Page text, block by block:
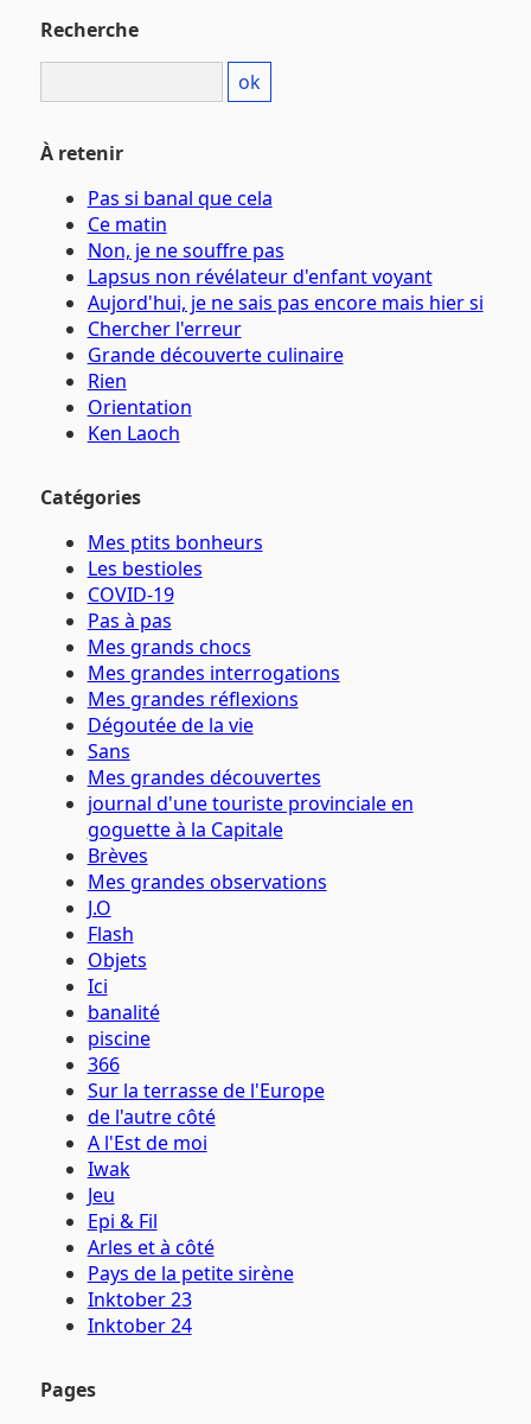
Recherche
À retenir
Pas si banal que cela
Ce matin
Non, je ne souffre pas
Lapsus non révélateur d'enfant voyant
Aujord'hui, je ne sais pas encore mais hier si
Chercher l'erreur
Grande découverte culinaire
Rien
Orientation
Ken Laoch
Catégories
Mes ptits bonheurs
Les bestioles
COVID-19
Pas à pas
Mes grands chocs
Mes grandes interrogations
Mes grandes réflexions
Dégoutée de la vie
Sans
Mes grandes découvertes
journal d'une touriste provinciale en
goguette à la Capitale
Brèves
Mes grandes observations
J.O
Flash
Objets
Ici
banalité
piscine
366
Sur la terrasse de l'Europe
de l'autre côté
A l'Est de moi
Iwak
Jeu
Epi & Fil
Arles et à côté
Pays de la petite sirène
Inktober 23
Inktober 24
Pages